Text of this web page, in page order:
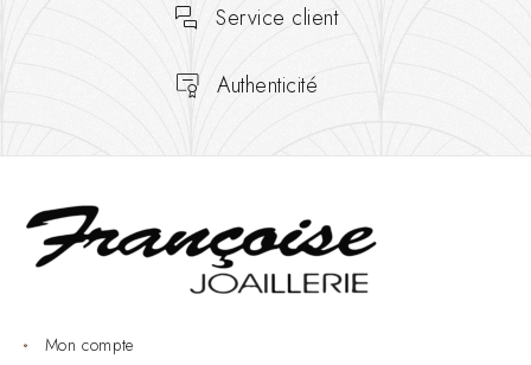
Service client
Authenticité
Mon compte